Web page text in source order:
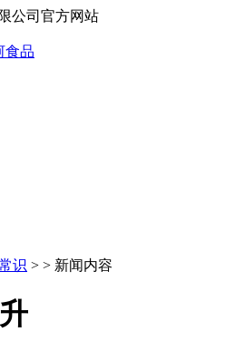
公司官方网站
识 > > 新闻内容